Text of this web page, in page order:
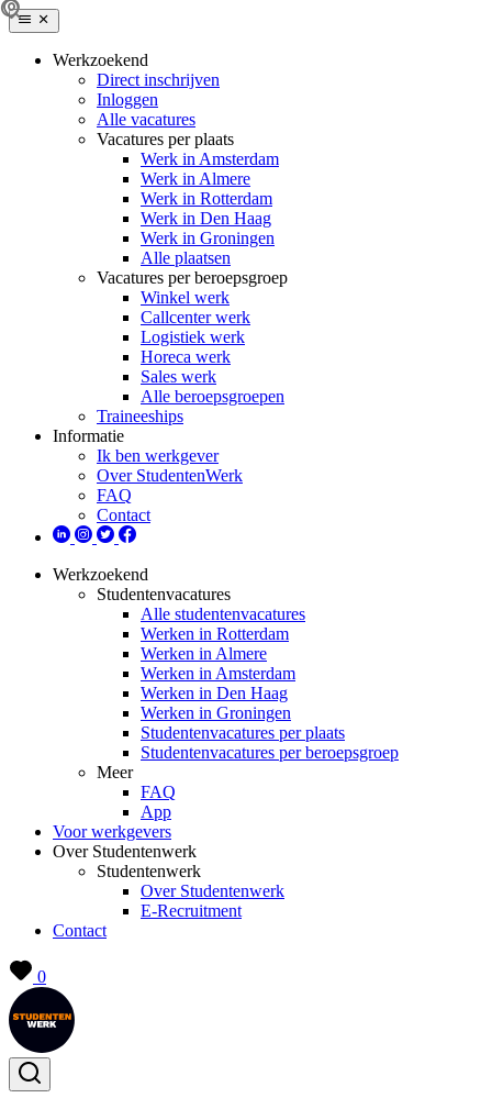
Werkzoekend
Direct inschrijven
Inloggen
Alle vacatures
Vacatures per plaats
Werk in Amsterdam
Werk in Almere
Werk in Rotterdam
Werk in Den Haag
Werk in Groningen
Alle plaatsen
Vacatures per beroepsgroep
Winkel werk
Callcenter werk
Logistiek werk
Horeca werk
Sales werk
Alle beroepsgroepen
Traineeships
Informatie
Ik ben werkgever
Over StudentenWerk
FAQ
Contact
Werkzoekend
Studentenvacatures
Alle studentenvacatures
Werken in Rotterdam
Werken in Almere
Werken in Amsterdam
Werken in Den Haag
Werken in Groningen
Studentenvacatures per plaats
Studentenvacatures per beroepsgroep
Meer
FAQ
App
Voor werkgevers
Over Studentenwerk
Studentenwerk
Over Studentenwerk
E-Recruitment
Contact
0